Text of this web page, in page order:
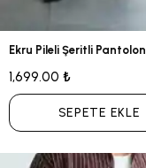
Ekru Pileli Şeritli Pantolon
1,699.00 ₺
SEPETE EKLE